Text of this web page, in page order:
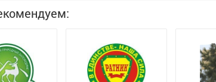
Вы сможете не просто увидеть
тайны древних цивилизаций и доисторических
смотрите афиши на картинках! 👇